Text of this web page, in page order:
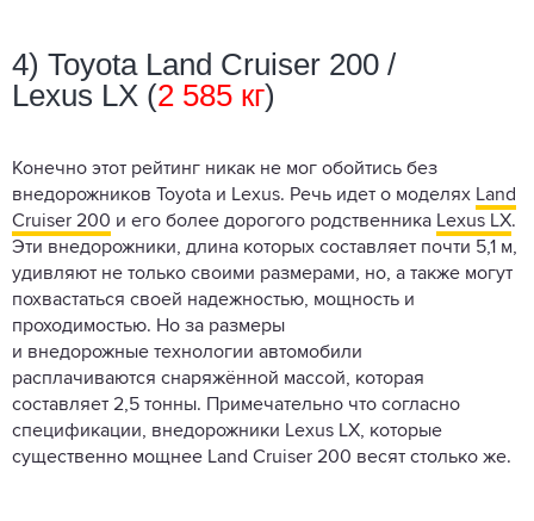
4) Toyota Land Cruiser 200 /
Lexus LX (2 585 кг)
Конечно этот рейтинг никак не мог обойтись без
внедорожников Toyota и Lexus. Речь идет о моделях Land
Cruiser 200 и его более дорогого родственника Lexus LX.
Эти внедорожники, длина которых составляет почти 5,1 м,
удивляют не только своими размерами, но, а также могут
похвастаться своей надежностью, мощность и
проходимостью. Но за размеры
и внедорожные технологии автомобили
расплачиваются снаряжённой массой, которая
составляет 2,5 тонны. Примечательно что согласно
спецификации, внедорожники Lexus LX, которые
существенно мощнее Land Cruiser 200 весят столько же.